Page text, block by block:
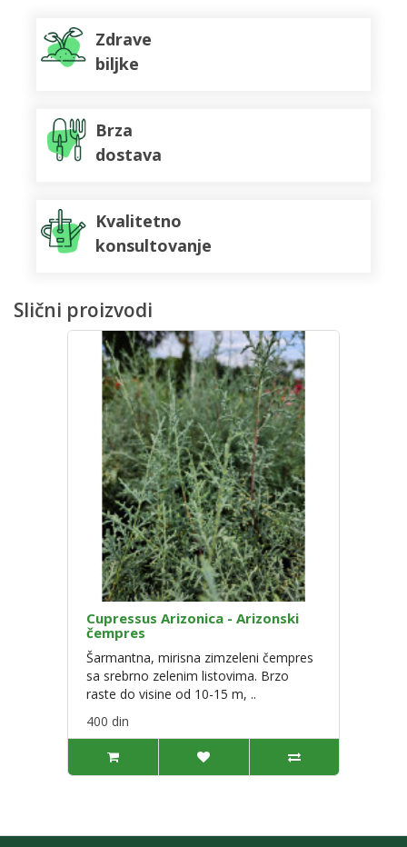
Zdrave
biljke
Brza
dostava
Kvalitetno
konsultovanje
Slični proizvodi
Cupressus Arizonica - Arizonski
čempres
Šarmantna, mirisna zimzeleni čempres
sa srebrno zelenim listovima. Brzo
raste do visine od 10-15 m, ..
400 din